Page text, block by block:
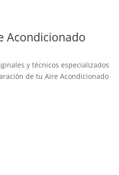
Acondicionado
y técnicos especializados
de tu Aire Acondicionado